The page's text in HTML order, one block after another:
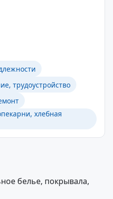
трудоустройство
хлебная
белье, покрывала,